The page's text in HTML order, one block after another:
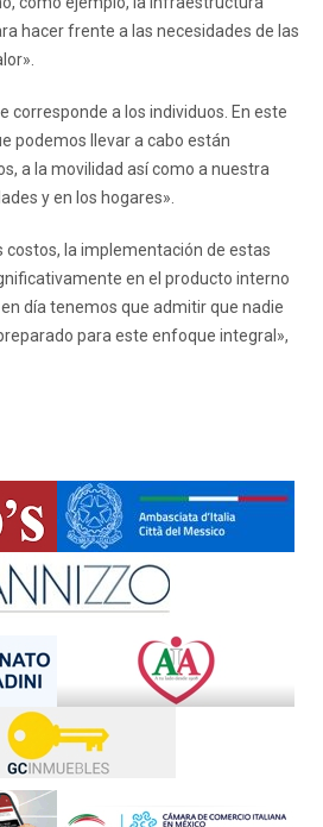
hacer frente a las necesidades de las
corresponde a los individuos. En este
podemos llevar a cabo están
a la movilidad así como a nuestra
y en los hogares».
costos, la implementación de estas
en el producto interno
día tenemos que admitir que nadie
para este enfoque integral»,